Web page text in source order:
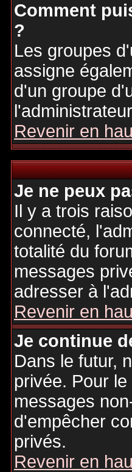
Comment
?
Les groupes
assigne
d'un groupe
Revenir en
Je ne peux
Il y a trois
connecté,
totalité du
messages
adresser à
Revenir en
Je continue
Dans le futur,
privée. Pour
messages
d'empêcher
privés.
Revenir en